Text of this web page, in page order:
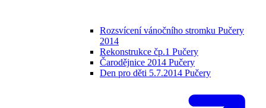
Rozsvícení vánočního stromku Pučery
2014
Rekonstrukce čp.1 Pučery
Čarodějnice 2014 Pučery
Den pro děti 5.7.2014 Pučery